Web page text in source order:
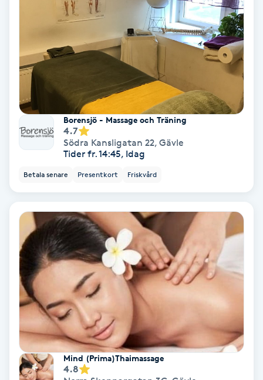
Hälsprickor
Idrottsmassage
IPL
IPL hårborttagning
IR-massage
Japansk massage
K18
Katun fransar
Kemisk peeling
Borensjö - Massage och Träning
4.7
Södra Kansligatan 22, Gävle
Tider fr. 14:45, Idag
Betala senare Presentkort Friskvård
Mind (Prima)Thaimassage
4.8